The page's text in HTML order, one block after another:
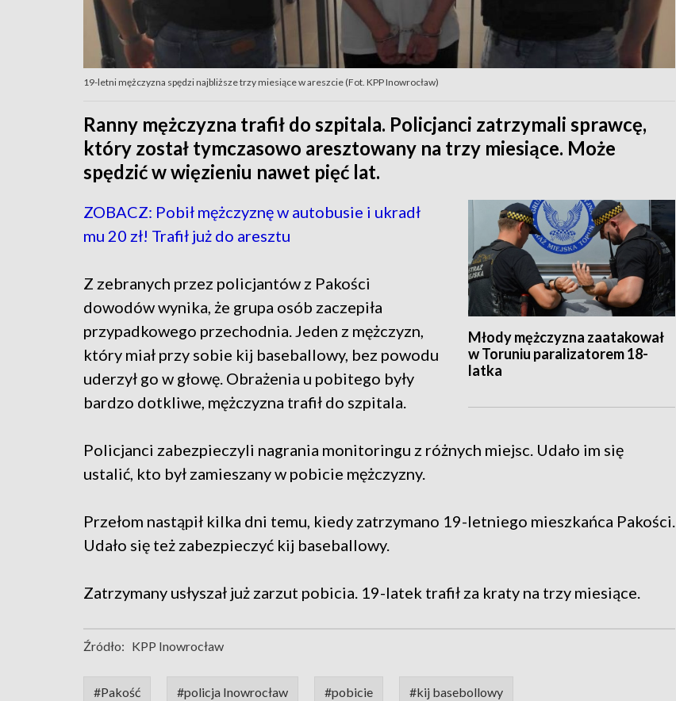
19-letni mężczyzna spędzi najbliższe trzy miesiące w areszcie (Fot. KPP Inowrocław)
Ranny mężczyzna trafił do szpitala. Policjanci zatrzymali sprawcę,
który został tymczasowo aresztowany na trzy miesiące. Może
spędzić w więzieniu nawet pięć lat.
Młody mężczyzna zaatakował
w Toruniu paralizatorem 18-
latka
ZOBACZ: Pobił mężczyznę w autobusie i ukradł
mu 20 zł! Trafił już do aresztu
Z zebranych przez policjantów z Pakości
dowodów wynika, że grupa osób zaczepiła
przypadkowego przechodnia. Jeden z mężczyzn,
który miał przy sobie kij baseballowy, bez powodu
uderzył go w głowę. Obrażenia u pobitego były
bardzo dotkliwe, mężczyzna trafił do szpitala.
Policjanci zabezpieczyli nagrania monitoringu z różnych miejsc. Udało im się
ustalić, kto był zamieszany w pobicie mężczyzny.
Przełom nastąpił kilka dni temu, kiedy zatrzymano 19-letniego mieszkańca Pakości.
Udało się też zabezpieczyć kij baseballowy.
Zatrzymany usłyszał już zarzut pobicia. 19-latek trafił za kraty na trzy miesiące.
Źródło: KPP Inowrocław
#Pakość #policja Inowrocław #pobicie #kij basebollowy